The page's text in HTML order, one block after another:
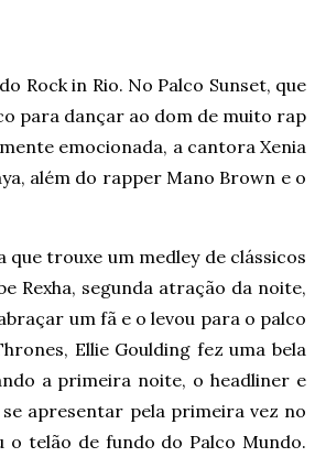
Rock in Rio. No Palco Sunset, que
para dançar ao dom de muito rap
emocionada, a cantora Xenia
além do rapper Mano Brown e o
trouxe um medley de clássicos
Rexha, segunda atração da noite,
um fã e o levou para o palco
Ellie Goulding fez uma bela
a primeira noite, o headliner e
apresentar pela primeira vez no
telão de fundo do Palco Mundo.